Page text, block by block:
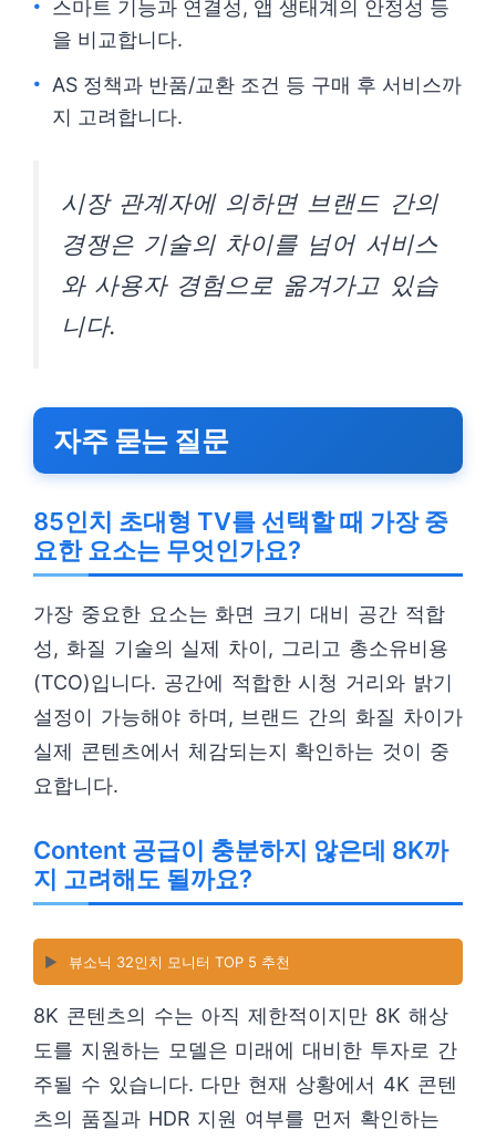
스마트 기능과 연결성, 앱 생태계의 안정성 등
을 비교합니다.
AS 정책과 반품/교환 조건 등 구매 후 서비스까
지 고려합니다.
시장 관계자에 의하면 브랜드 간의
경쟁은 기술의 차이를 넘어 서비스
와 사용자 경험으로 옮겨가고 있습
니다.
자주 묻는 질문
85인치 초대형 TV를 선택할 때 가장 중
요한 요소는 무엇인가요?
가장 중요한 요소는 화면 크기 대비 공간 적합
성, 화질 기술의 실제 차이, 그리고 총소유비용
(TCO)입니다. 공간에 적합한 시청 거리와 밝기
설정이 가능해야 하며, 브랜드 간의 화질 차이가
실제 콘텐츠에서 체감되는지 확인하는 것이 중
요합니다.
Content 공급이 충분하지 않은데 8K까
지 고려해도 될까요?
▶️ 뷰소닉 32인치 모니터 TOP 5 추천
8K 콘텐츠의 수는 아직 제한적이지만 8K 해상
도를 지원하는 모델은 미래에 대비한 투자로 간
주될 수 있습니다. 다만 현재 상황에서 4K 콘텐
츠의 품질과 HDR 지원 여부를 먼저 확인하는